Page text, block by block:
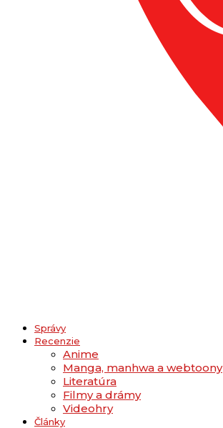
Správy
Recenzie
Anime
Manga, manhwa a webtoony
Literatúra
Filmy a drámy
Videohry
Články